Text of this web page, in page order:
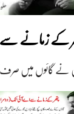
کے زمانے
نے گائوں میں